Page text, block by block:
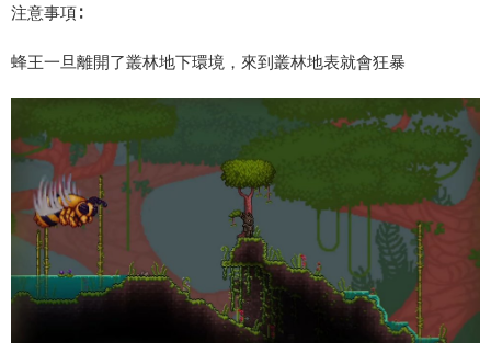
注意事項∶
蜂王一旦離開了叢林地下環境，來到叢林地表就會狂暴